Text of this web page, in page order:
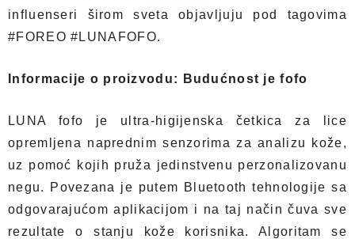
influenseri širom sveta objavljuju pod tagovima
#FOREO #LUNAFOFO.
Informacije o proizvodu: Budućnost je fofo
LUNA fofo je ultra-higijenska četkica za lice
opremljena naprednim senzorima za analizu kože,
uz pomoć kojih pruža jedinstvenu perzonalizovanu
negu. Povezana je putem Bluetooth tehnologije sa
odgovarajućom aplikacijom i na taj način čuva sve
rezultate o stanju kože korisnika. Algoritam se